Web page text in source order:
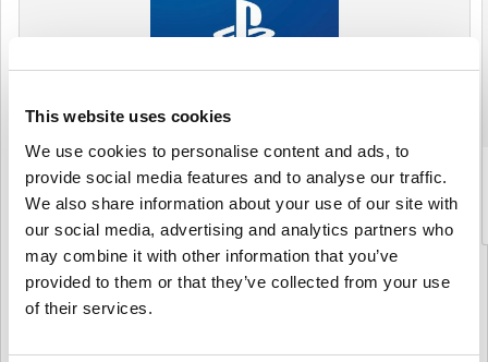
This website uses cookies
We use cookies to personalise content and ads, to
provide social media features and to analyse our traffic.
We also share information about your use of our site with
our social media, advertising and analytics partners who
may combine it with other information that you’ve
provided to them or that they’ve collected from your use
of their services.
Details
PSN CARD NO